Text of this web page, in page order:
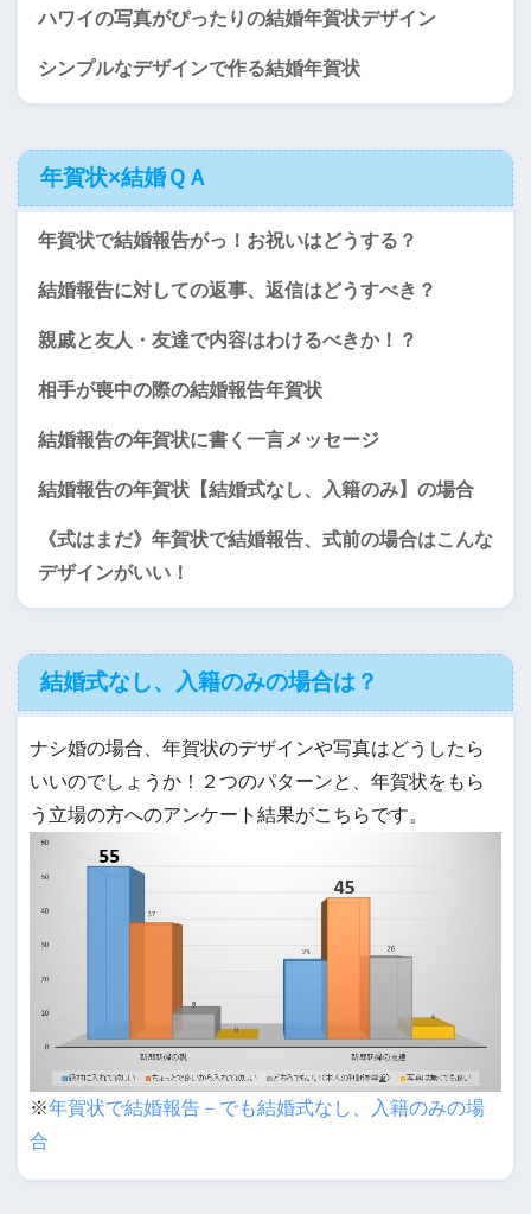
ハワイの写真がぴったりの結婚年賀状デザイン
シンプルなデザインで作る結婚年賀状
年賀状×結婚ＱＡ
年賀状で結婚報告がっ！お祝いはどうする？
結婚報告に対しての返事、返信はどうすべき？
親戚と友人・友達で内容はわけるべきか！？
相手が喪中の際の結婚報告年賀状
結婚報告の年賀状に書く一言メッセージ
結婚報告の年賀状【結婚式なし、入籍のみ】の場合
《式はまだ》年賀状で結婚報告、式前の場合はこんな
デザインがいい！
結婚式なし、入籍のみの場合は？
ナシ婚の場合、年賀状のデザインや写真はどうしたら
いいのでしょうか！２つのパターンと、年賀状をもら
う立場の方へのアンケート結果がこちらです。
※年賀状で結婚報告－でも結婚式なし、入籍のみの場
合